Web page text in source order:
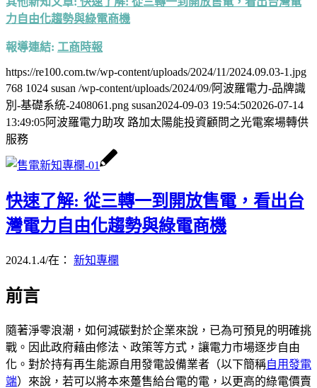
力自由化趨勢與綠電商機
報導連結: 工商時報
https://re100.com.tw/wp-content/uploads/2024/11/2024.09.03-1.jpg
768 1024 susan /wp-content/uploads/2024/09/阿波羅電力-品牌識
別-基礎系統-2408061.png susan2024-09-03 19:54:502026-07-14
13:49:05阿波羅電力助攻 路加太陽能投資顧問之光電案場轉供
服務
快速了解: 從三轉一到開放售電，看出台
灣電力自由化趨勢與綠電商機
2024.1.4/在： 新知專欄
前言
隨著淨零浪潮，如何減碳對於企業來說，已為可預見的明確挑
戰。因此政府藉由修法、政策等方式，讓電力市場逐步自由
化。對於持有再生能源自用發電設備業者（以下簡稱自用發電
端）來說，若可以將本來躉售給台電的電，以更高的綠電價賣